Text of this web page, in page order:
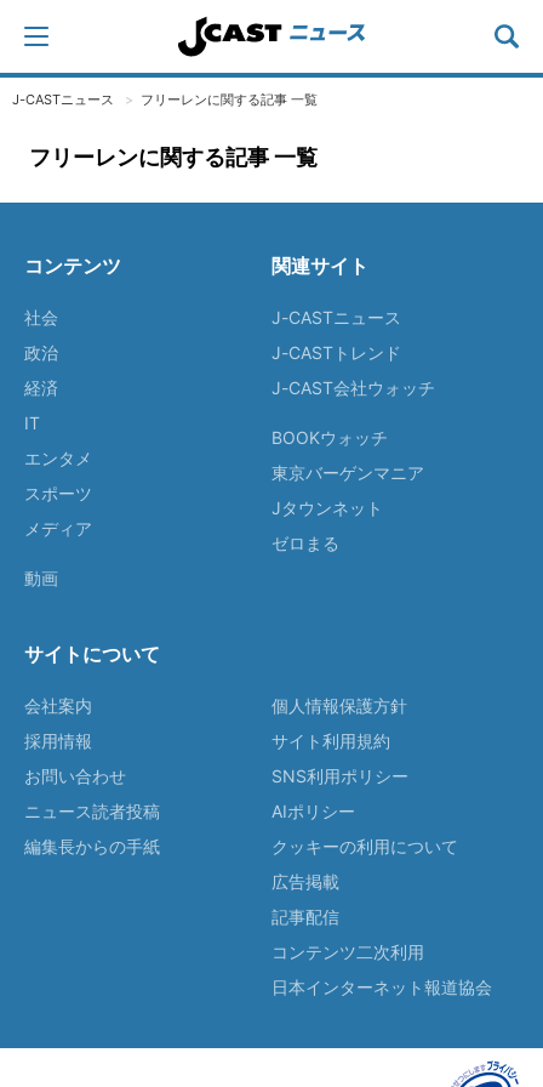
J-CASTニュース フリーレンに関する記事 一覧
フリーレンに関する記事 一覧
コンテンツ
社会
政治
経済
IT
エンタメ
スポーツ
メディア
動画
関連サイト
J-CASTニュース
J-CASTトレンド
J-CAST会社ウォッチ
BOOKウォッチ
東京バーゲンマニア
Jタウンネット
ゼロまる
サイトについて
会社案内
採用情報
お問い合わせ
ニュース読者投稿
編集長からの手紙
個人情報保護方針
サイト利用規約
SNS利用ポリシー
AIポリシー
クッキーの利用について
広告掲載
記事配信
コンテンツ二次利用
日本インターネット報道協会